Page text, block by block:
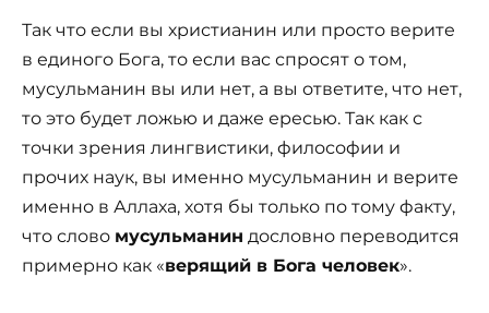
Так что если вы христианин или просто верите
в единого Бога, то если вас спросят о том,
мусульманин вы или нет, а вы ответите, что нет,
то это будет ложью и даже ересью. Так как с
точки зрения лингвистики, философии и
прочих наук, вы именно мусульманин и верите
именно в Аллаха, хотя бы только по тому факту,
что слово мусульманин дословно переводится
примерно как «верящий в Бога человек».